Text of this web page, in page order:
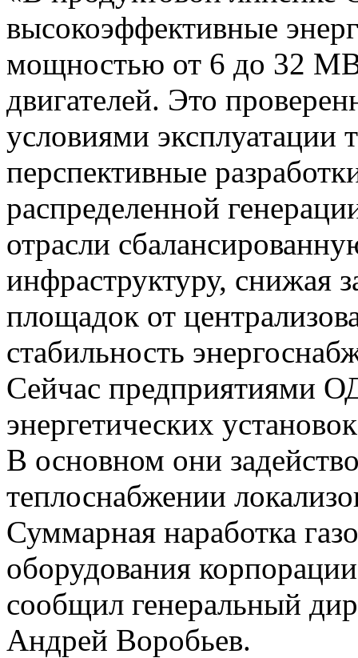
высокоэффективные
мощностью от 6 до 32
двигателей. Это
условиями эксплуатации
перспективные
распределенной
отрасли
инфраструктуру, снижая
площадок от
стабильность
Сейчас предприятиями
энергетических
В основном они
теплоснабжении
Суммарная наработка
оборудования
сообщил генеральный
Андрей Воробьев.